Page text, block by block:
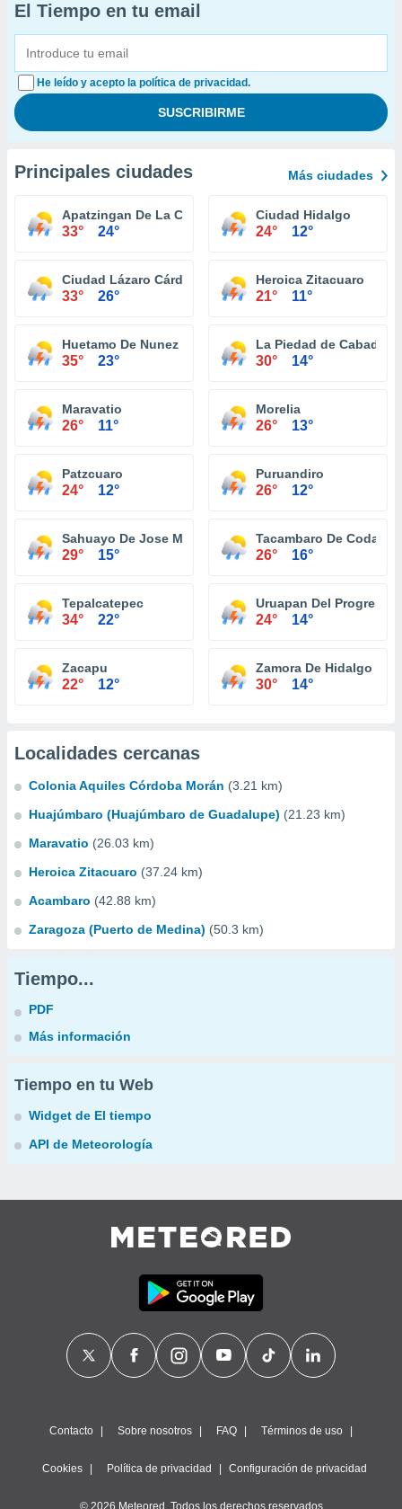
El Tiempo en tu email
He leído y acepto la política de privacidad.
Principales ciudades Más ciudades
Apatzingan De La Constitucion
33° 24°
Ciudad Hidalgo
24° 12°
Ciudad Lázaro Cárdenas
33° 26°
Heroica Zitacuaro
21° 11°
Huetamo De Nunez
35° 23°
La Piedad de Cabadas
30° 14°
Maravatio
26° 11°
Morelia
26° 13°
Patzcuaro
24° 12°
Puruandiro
26° 12°
Sahuayo De Jose Maria Morelos
29° 15°
Tacambaro De Codallos
26° 16°
Tepalcatepec
34° 22°
Uruapan Del Progreso
24° 14°
Zacapu
22° 12°
Zamora De Hidalgo
30° 14°
Localidades cercanas
Colonia Aquiles Córdoba Morán (3.21 km)
Huajúmbaro (Huajúmbaro de Guadalupe) (21.23 km)
Maravatio (26.03 km)
Heroica Zitacuaro (37.24 km)
Acambaro (42.88 km)
Zaragoza (Puerto de Medina) (50.3 km)
Tiempo...
PDF
Más información
Tiempo en tu Web
Widget de El tiempo
API de Meteorología
Contacto Sobre nosotros FAQ Términos de uso
Cookies Política de privacidad Configuración de privacidad
© 2026 Meteored. Todos los derechos reservados